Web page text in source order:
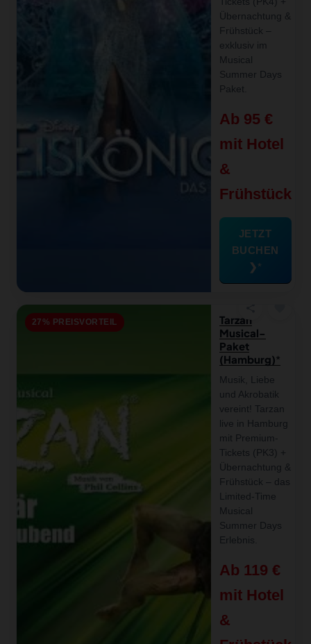
Übernachtung &
Frühstück –
exklusiv im
Musical
Summer Days
Paket.
Ab 95 €
mit Hotel
&
Frühstück
JETZT
BUCHEN
❯
27% PREISVORTEIL
Tarzan
Musical-
Paket
(Hamburg)
Musik, Liebe
und Akrobatik
vereint! Tarzan
live in Hamburg
mit Premium-
Tickets (PK3) +
Übernachtung &
Frühstück – das
Limited-Time
Musical
Summer Days
Erlebnis.
Ab 119 €
mit Hotel
&